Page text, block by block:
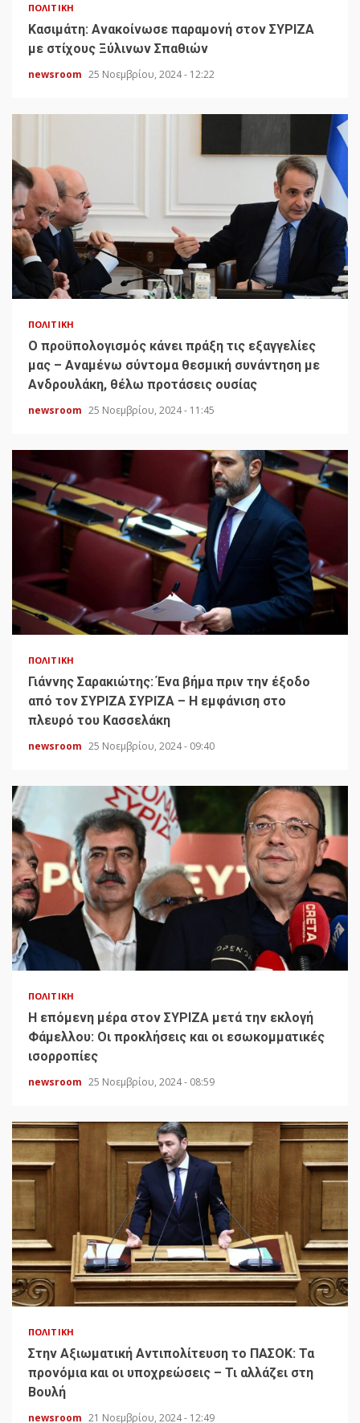
ΠΟΛΙΤΙΚΉ
Κασιμάτη: Ανακοίνωσε παραμονή στον ΣΥΡΙΖΑ
με στίχους Ξύλινων Σπαθιών
newsroom 25 Νοεμβρίου, 2024 - 12:22
ΠΟΛΙΤΙΚΉ
Ο προϋπολογισμός κάνει πράξη τις εξαγγελίες
μας – Αναμένω σύντομα θεσμική συνάντηση με
Ανδρουλάκη, θέλω προτάσεις ουσίας
newsroom 25 Νοεμβρίου, 2024 - 11:45
ΠΟΛΙΤΙΚΉ
Γιάννης Σαρακιώτης: Ένα βήμα πριν την έξοδο
από τον ΣΥΡΙΖΑ ΣΥΡΙΖΑ – Η εμφάνιση στο
πλευρό του Κασσελάκη
newsroom 25 Νοεμβρίου, 2024 - 09:40
ΠΟΛΙΤΙΚΉ
H επόμενη μέρα στον ΣΥΡΙΖΑ μετά την εκλογή
Φάμελλου: Οι προκλήσεις και οι εσωκομματικές
ισορροπίες
newsroom 25 Νοεμβρίου, 2024 - 08:59
ΠΟΛΙΤΙΚΉ
Στην Αξιωματική Αντιπολίτευση το ΠΑΣΟΚ: Τα
προνόμια και οι υποχρεώσεις – Τι αλλάζει στη
Βουλή
newsroom 21 Νοεμβρίου, 2024 - 12:49